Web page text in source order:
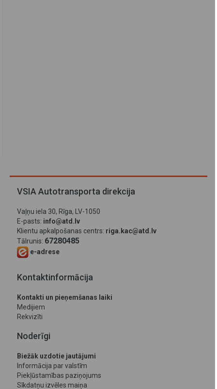
VSIA Autotransporta direkcija
Vaļņu iela 30, Rīga, LV-1050
E-pasts: info@atd.lv
Klientu apkalpošanas centrs: riga.kac@atd.lv
Tālrunis: 67280485
e-adrese
Kontaktinformācija
Kontakti un pieņemšanas laiki
Medijiem
Rekvizīti
Noderīgi
Biežāk uzdotie jautājumi
Informācija par valstīm
Piekļūstamības paziņojums
Sīkdatņu izvēles maiņa